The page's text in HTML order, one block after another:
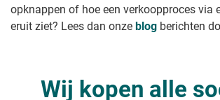
opknappen of hoe een verkoopproces via
eruit ziet? Lees dan onze blog berichten
Wij kopen alle